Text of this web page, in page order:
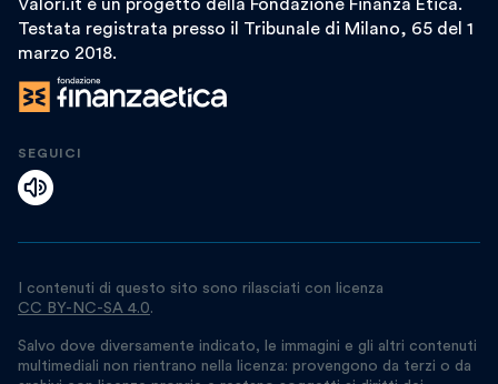
Valori.it è un progetto della Fondazione Finanza Etica.
Testata registrata presso il Tribunale di Milano, 65 del 1
marzo 2018.
SEGUICI
I contenuti di questo sito sono rilasciati con licenza
CC BY-NC-SA 4.0.
Salvo dove diversamente indicato, le immagini e gli altri contenuti
multimediali non rientrano nella licenza: provengono da terzi o da